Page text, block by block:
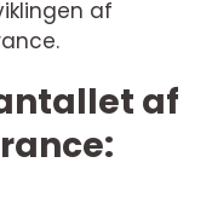
af
af